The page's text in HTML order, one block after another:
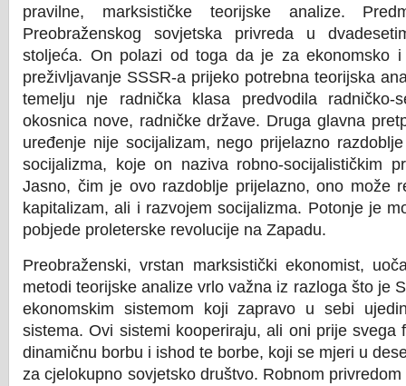
pravilne, marksističke teorijske analize.
Preobraženskog sovjetska privreda u
stoljeća. On polazi od toga da je za ekonomsko i
preživljavanje SSSR-a prijeko potrebna teorijska
temelju nje radnička klasa predvodila radničko-
okosnica nove, radničke države. Druga glavna
uređenje nije socijalizam, nego prijelazno
socijalizma, koje on naziva robno-socijalističkim
Jasno, čim je ovo razdoblje prijelazno, ono može
kapitalizam, ali i razvojem socijalizma. Potonje je
pobjede proleterske revolucije na Zapadu.
Preobraženski, vrstan marksistički ekonomist,
metodi teorijske analize vrlo važna iz razloga što je
ekonomskim sistemom koji zapravo u sebi
sistema. Ovi sistemi kooperiraju, ali oni prije svega
dinamičnu borbu i ishod te borbe, koji se mjeri u
za cjelokupno sovjetsko društvo. Robnom